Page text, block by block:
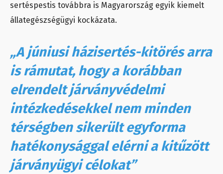
sertéspestis továbbra is Magyarország egyik kiemelt
állategészségügyi kockázata.
„A júniusi házisertés-kitörés arra
is rámutat, hogy a korábban
elrendelt járványvédelmi
intézkedésekkel nem minden
térségben sikerült egyforma
hatékonysággal elérni a kitűzött
járványügyi célokat”